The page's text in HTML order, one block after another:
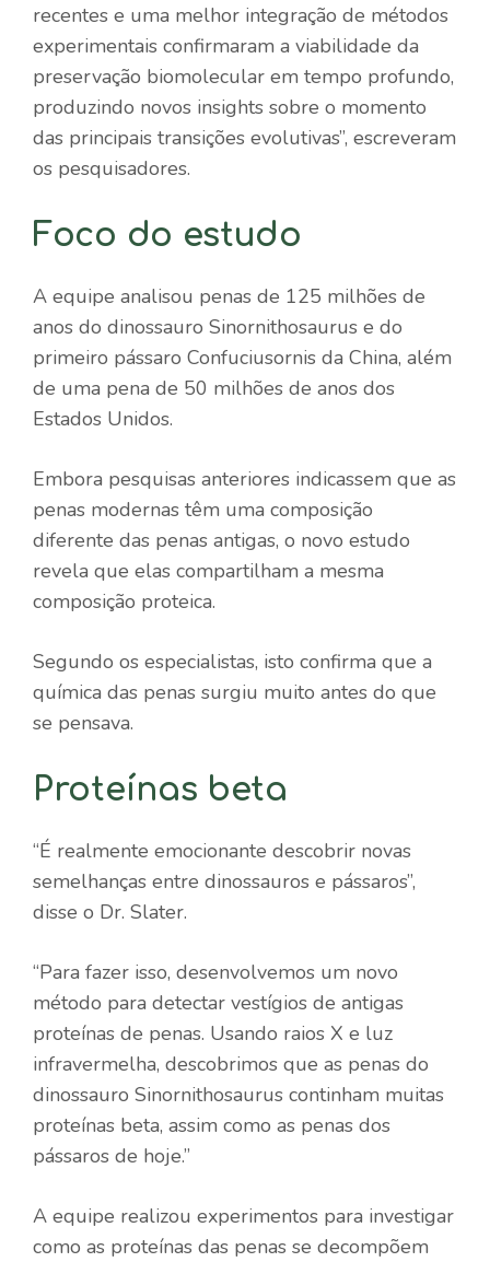
recentes e uma melhor integração de métodos
experimentais confirmaram a viabilidade da
preservação biomolecular em tempo profundo,
produzindo novos insights sobre o momento
das principais transições evolutivas”, escreveram
os pesquisadores.
Foco do estudo
A equipe analisou penas de 125 milhões de
anos do dinossauro Sinornithosaurus e do
primeiro pássaro Confuciusornis da China, além
de uma pena de 50 milhões de anos dos
Estados Unidos.
Embora pesquisas anteriores indicassem que as
penas modernas têm uma composição
diferente das penas antigas, o novo estudo
revela que elas compartilham a mesma
composição proteica.
Segundo os especialistas, isto confirma que a
química das penas surgiu muito antes do que
se pensava.
Proteínas beta
“É realmente emocionante descobrir novas
semelhanças entre dinossauros e pássaros”,
disse o Dr. Slater.
“Para fazer isso, desenvolvemos um novo
método para detectar vestígios de antigas
proteínas de penas. Usando raios X e luz
infravermelha, descobrimos que as penas do
dinossauro Sinornithosaurus continham muitas
proteínas beta, assim como as penas dos
pássaros de hoje.”
A equipe realizou experimentos para investigar
como as proteínas das penas se decompõem